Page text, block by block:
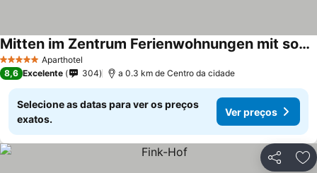
5 Estrelas Aparthotel
Mitten im Zentrum Ferienwohnungen mit sonniger Terrasse
Ver preços
8,6 Excelente 304 a 0.3 km de Centro da cidade
Selecione as datas para ver os preços
exatos.
Ver preços
Partilhar